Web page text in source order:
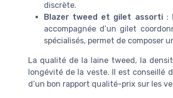
discrète.
Blazer tweed et gilet assorti:
accompagnée d’un gilet
spécialisés, permet de composer
La qualité de la laine tweed, la
longévité de la veste. Il est conseillé
d’un bon rapport qualité-prix sur les